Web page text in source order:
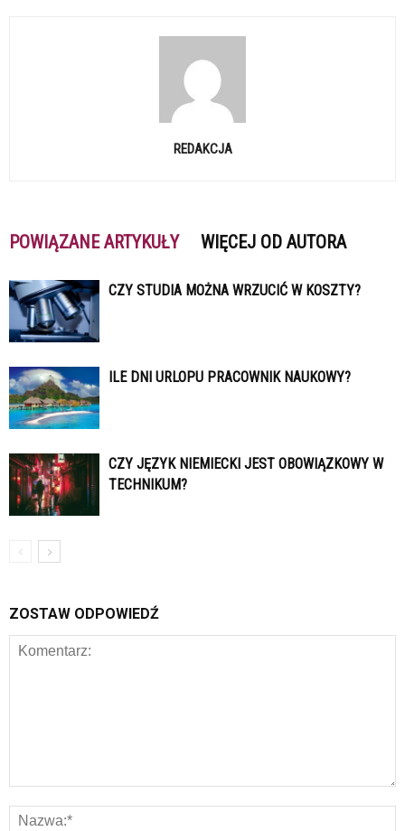
REDAKCJA
POWIĄZANE ARTYKUŁY WIĘCEJ OD AUTORA
CZY STUDIA MOŻNA WRZUCIĆ W KOSZTY?
ILE DNI URLOPU PRACOWNIK NAUKOWY?
CZY JĘZYK NIEMIECKI JEST OBOWIĄZKOWY W
TECHNIKUM?
ZOSTAW ODPOWIEDŹ